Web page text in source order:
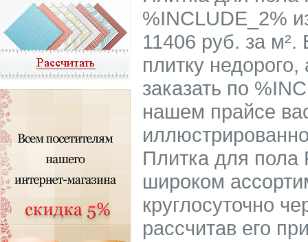
%INCLUDE_2%
11406 руб. за м².
плитку
заказать по
нашем прайсе
Плитка для пола
широком
круглосуточно
рассчитав его